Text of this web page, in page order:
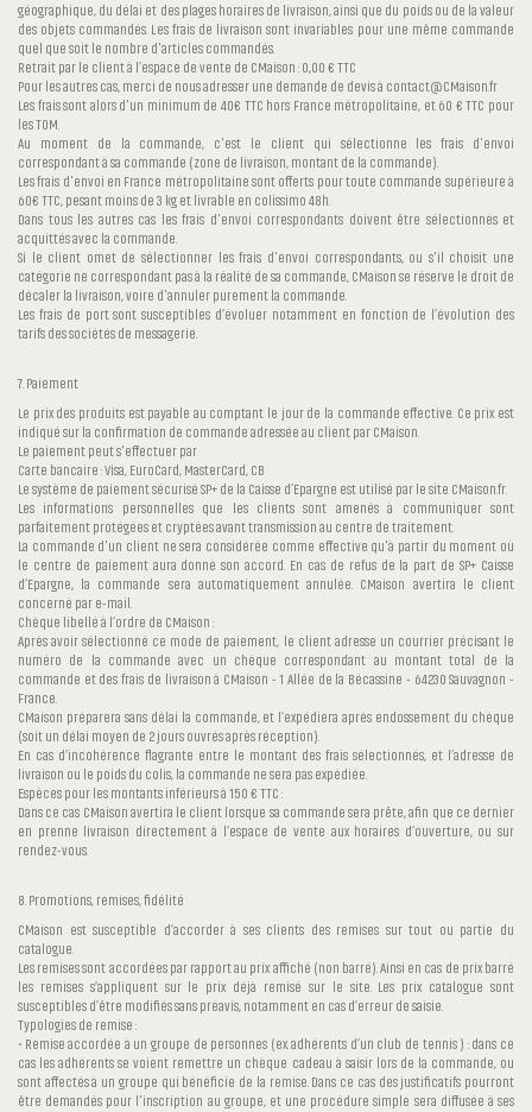
géographique, du délai et des plages horaires de livraison, ainsi que du poids ou de la valeur
des objets commandés. Les frais de livraison sont invariables pour une même commande
quel que soit le nombre d'articles commandés.
Retrait par le client à l’espace de vente de CMaison : 0,00 € TTC
Pour les autres cas, merci de nous adresser une demande de devis à contact@CMaison.fr
Les frais sont alors d'un minimum de 40€ TTC hors France métropolitaine, et 60 € TTC pour
les TOM.
Au moment de la commande, c'est le client qui sélectionne les frais d'envoi
correspondant à sa commande (zone de livraison, montant de la commande).
Les frais d'envoi en France métropolitaine sont offerts pour toute commande supérieure à
60€ TTC, pesant moins de 3 kg et livrable en colissimo 48h.
Dans tous les autres cas les frais d'envoi correspondants doivent être sélectionnés et
acquittés avec la commande.
Si le client omet de sélectionner les frais d'envoi correspondants, ou s'il choisit une
catégorie ne correspondant pas à la réalité de sa commande, CMaison se réserve le droit de
décaler la livraison, voire d'annuler purement la commande.
Les frais de port sont susceptibles d’évoluer notamment en fonction de l’évolution des
tarifs des sociétés de messagerie.
7. Paiement
Le prix des produits est payable au comptant le jour de la commande effective. Ce prix est
indiqué sur la confirmation de commande adressée au client par CMaison.
Le paiement peut s'effectuer par
Carte bancaire : Visa, EuroCard, MasterCard, CB
Le système de paiement sécurisé SP+ de la Caisse d’Epargne est utilisé par le site CMaison.fr.
Les informations personnelles que les clients sont amenés à communiquer sont
parfaitement protégées et cryptées avant transmission au centre de traitement.
La commande d'un client ne sera considérée comme effective qu'à partir du moment où
le centre de paiement aura donné son accord. En cas de refus de la part de SP+ Caisse
d’Epargne, la commande sera automatiquement annulée. CMaison avertira le client
concerné par e-mail.
Chèque libellé à l’ordre de CMaison :
Après avoir sélectionné ce mode de paiement, le client adresse un courrier précisant le
numéro de la commande avec un chèque correspondant au montant total de la
commande et des frais de livraison à CMaison - 1 Allée de la Bécassine - 64230 Sauvagnon -
France.
CMaison préparera sans délai la commande, et l’expédiera après endossement du chèque
(soit un délai moyen de 2 jours ouvrés après réception).
En cas d’incohérence flagrante entre le montant des frais sélectionnés, et l’adresse de
livraison ou le poids du colis, la commande ne sera pas expédiée.
Espèces pour les montants inférieurs à 150 € TTC :
Dans ce cas CMaison avertira le client lorsque sa commande sera prête, afin que ce dernier
en prenne livraison directement à l’espace de vente aux horaires d’ouverture, ou sur
rendez-vous.
8. Promotions, remises, fidélité
CMaison est susceptible d’accorder à ses clients des remises sur tout ou partie du
catalogue.
Les remises sont accordées par rapport au prix affiché (non barré). Ainsi en cas de prix barré
les remises s’appliquent sur le prix déjà remisé sur le site. Les prix catalogue sont
susceptibles d’être modifiés sans préavis, notamment en cas d’erreur de saisie.
Typologies de remise :
• Remise accordée à un groupe de personnes (ex. adhérents d’un club de tennis ) : dans ce
cas les adhérents se voient remettre un chèque cadeau à saisir lors de la commande, ou
sont affectés à un groupe qui bénéficie de la remise. Dans ce cas des justificatifs pourront
être demandés pour l'inscription au groupe, et une procédure simple sera diffusée à ses